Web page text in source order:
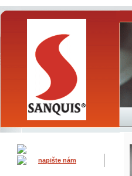
napište nám